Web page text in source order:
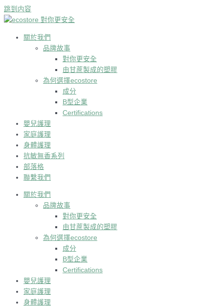
跳到内容
關於我們
品牌故事
對你更安全
由甘蔗製成的塑膠
為何選擇ecostore
成分
B型企業
Certifications
嬰兒護理
家庭護理
身體護理
抗敏無香系列
部落格
聯繫我們
關於我們
品牌故事
對你更安全
由甘蔗製成的塑膠
為何選擇ecostore
成分
B型企業
Certifications
嬰兒護理
家庭護理
身體護理